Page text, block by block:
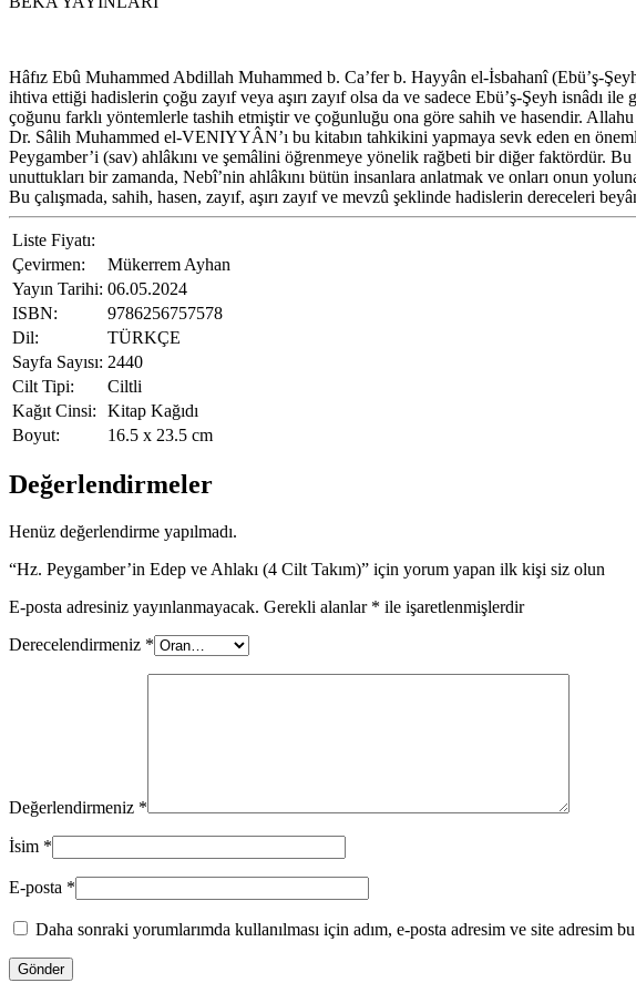
Hâfız Ebû Muhammed Abdillah Muhammed b. Ca’fer b. Hayyân el-İsbahanî (Ebü’ş-
ihtiva ettiği hadislerin çoğu zayıf veya aşırı zayıf olsa da ve sadece Ebü’ş-Şeyh isnâdı
çoğunu farklı yöntemlerle tashih etmiştir ve çoğunluğu ona göre sahih ve hasendir. Allahu
Dr. Sâlih Muhammed el-VENIYYÂN’ı bu kitabın tahkikini yapmaya sevk eden en
Peygamber’i (sav) ahlâkını ve şemâlini öğrenmeye yönelik rağbeti bir diğer faktördür.
unuttukları bir zamanda, Nebî’nin ahlâkını bütün insanlara anlatmak ve onları onun
Bu çalışmada, sahih, hasen, zayıf, aşırı zayıf ve mevzû şeklinde hadislerin dereceleri
Liste Fiyatı:
Çevirmen:
Mükerrem Ayhan
Yayın Tarihi: 06.05.2024
ISBN:
9786256757578
Dil:
TÜRKÇE
Sayfa Sayısı: 2440
Cilt Tipi:
Ciltli
Kağıt Cinsi:
Kitap Kağıdı
Boyut:
16.5 x 23.5 cm
Değerlendirmeler
Henüz değerlendirme yapılmadı.
“Hz. Peygamber’in Edep ve Ahlakı (4 Cilt Takım)” için yorum yapan ilk kişi siz olun
E-posta adresiniz yayınlanmayacak. Gerekli alanlar * ile işaretlenmişlerdir
Derecelendirmeniz *
Değerlendirmeniz *
İsim *
E-posta *
Daha sonraki yorumlarımda kullanılması için adım, e-posta adresim ve site adresim